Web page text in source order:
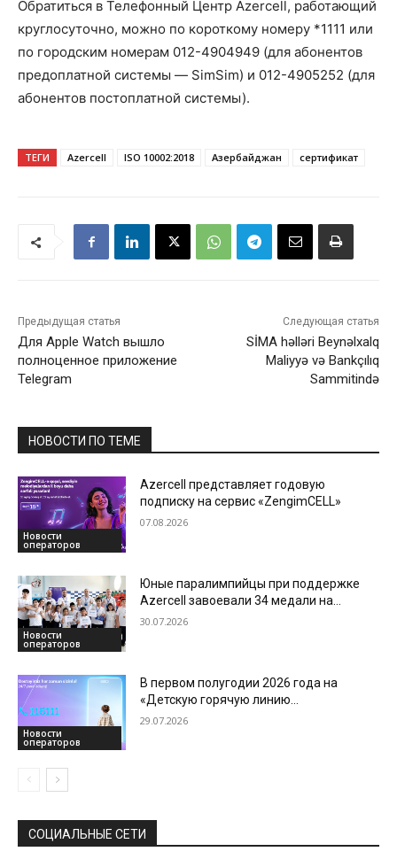
Обратиться в Телефонный Центр Azercell, работающий
круглосуточно, можно по короткому номеру *1111 или
по городским номерам 012-4904949 (для абонентов
предоплатной системы — SimSim) и 012-4905252 (для
абонентов постоплатной системы).
ТЕГИ Azercell ISO 10002:2018 Азербайджан сертификат
Предыдущая статья
Для Apple Watch вышло
полноценное приложение
Telegram
Следующая статья
SİMA həlləri Beynəlxalq
Maliyyə və Bankçılıq
Sammitində
НОВОСТИ ПО ТЕМЕ
Новости
операторов
Azercell представляет годовую
подписку на сервис «ZengimCELL»
07.08.2026
Новости
операторов
Юные паралимпийцы при поддержке
Azercell завоевали 34 медали на
международной арене
30.07.2026
Новости
операторов
В первом полугодии 2026 года на
«Детскую горячую линию
Азербайджана» поступило более 3700
29.07.2026
СОЦИАЛЬНЫЕ СЕТИ